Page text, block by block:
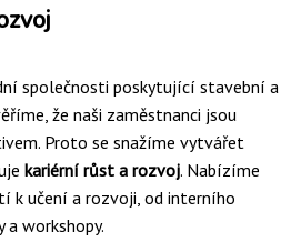
společnosti poskytující stavební a
že naši zaměstnanci jsou
Proto se snažíme vytvářet
kariérní růst a rozvoj. Nabízíme
k učení a rozvoji, od interního
workshopy.